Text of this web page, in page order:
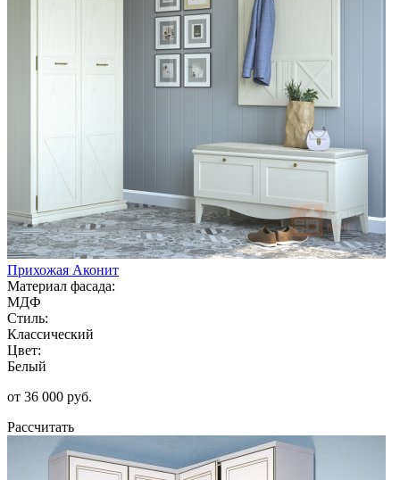
Прихожая Аконит
Материал фасада:
МДФ
Стиль:
Классический
Цвет:
Белый
от 36 000 руб.
Рассчитать